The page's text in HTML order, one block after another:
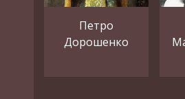
Петро
Дорошенко